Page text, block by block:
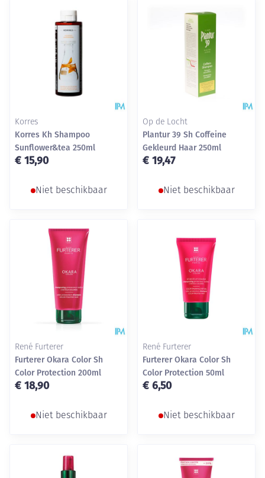
Korres
Korres Kh Shampoo
Sunflower&tea 250ml
€ 15,90
Niet beschikbaar
Op de Locht
Plantur 39 Sh Coffeine
Gekleurd Haar 250ml
€ 19,47
Niet beschikbaar
René Furterer
Furterer Okara Color Sh
Color Protection 200ml
€ 18,90
Niet beschikbaar
René Furterer
Furterer Okara Color Sh
Color Protection 50ml
€ 6,50
Niet beschikbaar